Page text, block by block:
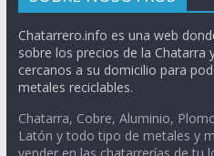
Chatarrero.info es una web
sobre los precios de la Chatarra
cercanos a su domicilio para
metales reciclables.
Chatarra, Cobre, Aluminio,
Latón y todo tipo de metales y